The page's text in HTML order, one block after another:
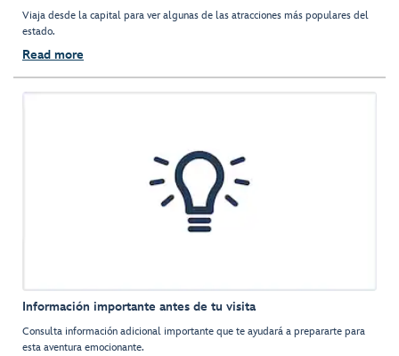
Viaja desde la capital para ver algunas de las atracciones más populares del
estado.
Read more
Información importante antes de tu visita
Consulta información adicional importante que te ayudará a prepararte para
esta aventura emocionante.